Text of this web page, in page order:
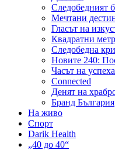
Следобедният
Мечтани
Гласът на
Квадратни
Следобедна
Новите 240:
Часът на успеха
Connected
Денят на
Бранд България
На живо
Спорт
Darik Health
„40 до 40“